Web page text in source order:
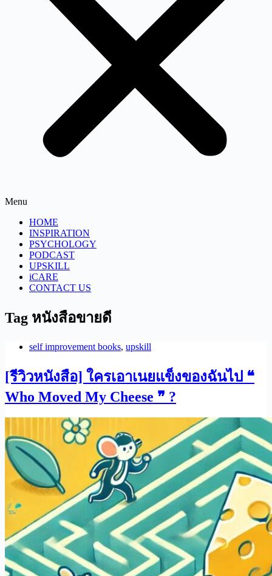
Menu
HOME
INSPIRATION
PSYCHOLOGY
PODCAST
UPSKILL
iCARE
CONTACT US
Tag หนังสือขายดี
self improvement books, upskill
[รีวิวหนังสือ] ใครเอาเนยแข็งของฉันไป ❝
Who Moved My Cheese ❞ ?